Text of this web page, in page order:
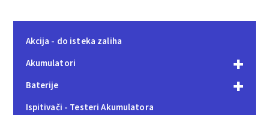
Akcija - do isteka zaliha
Akumulatori
Baterije
Ispitivači - Testeri Akumulatora